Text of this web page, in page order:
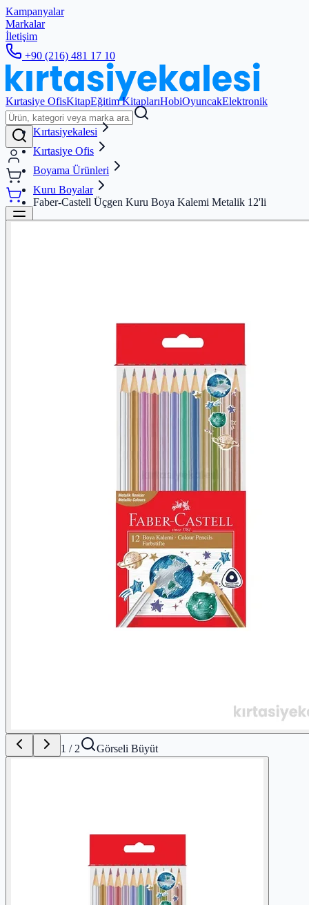
Kampanyalar
Markalar
İletişim
+90 (216) 481 17 10
Kırtasiye OfisKitapEğitim KitaplarıHobiOyuncakElektronik
Kırtasiyekalesi
Kırtasiye Ofis
Boyama Ürünleri
Kuru Boyalar
Faber-Castell Üçgen Kuru Boya Kalemi Metalik 12'li
1 / 2 Görseli Büyüt